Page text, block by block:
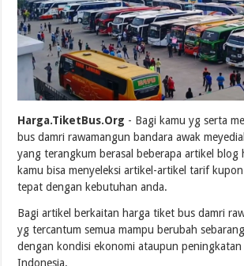
Harga.TiketBus.Org - Bagi kamu yg serta
bus damri rawamangun bandara awak
yang terangkum berasal beberapa artikel blog
kamu bisa menyeleksi artikel-artikel tarif
tepat dengan kebutuhan anda.
Bagi artikel berkaitan harga tiket bus damri
yg tercantum semua mampu berubah
dengan kondisi ekonomi ataupun
Indonesia.